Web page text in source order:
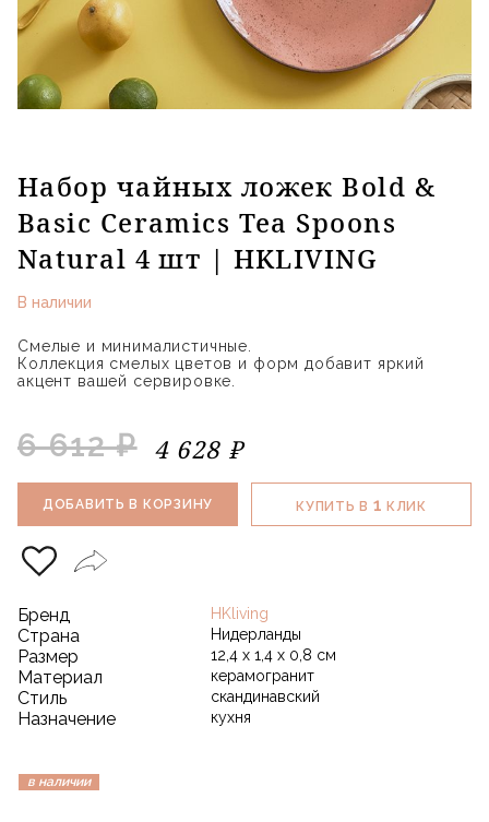
Набор чайных ложек Bold &
Basic Ceramics Tea Spoons
Natural 4 шт | HKLIVING
В наличии
Смелые и минималистичные.
Коллекция смелых цветов и форм добавит яркий
акцент вашей сервировке.
6 612 ₽ 4 628 ₽
ДОБАВИТЬ В КОРЗИНУ КУПИТЬ В 1 КЛИК
Бренд HKliving
Страна Нидерланды
Размер 12,4 x 1,4 x 0,8 см
Материал керамогранит
Стиль скандинавский
Назначение кухня
в наличии